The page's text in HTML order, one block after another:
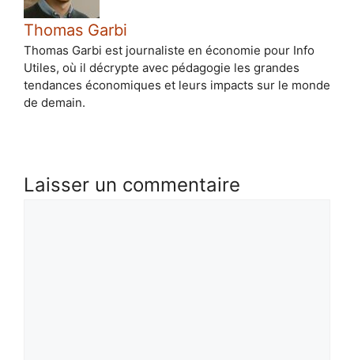
Thomas Garbi
Thomas Garbi est journaliste en économie pour Info
Utiles, où il décrypte avec pédagogie les grandes
tendances économiques et leurs impacts sur le monde
de demain.
Laisser un commentaire